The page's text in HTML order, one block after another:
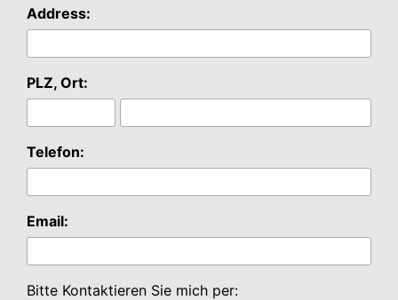
Address:
PLZ, Ort:
Telefon:
Email:
Bitte Kontaktieren Sie mich per: